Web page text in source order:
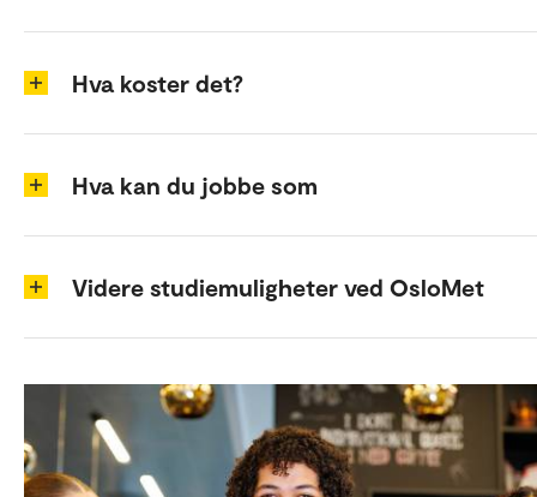
Hva koster det?
Hva kan du jobbe som
Videre studiemuligheter ved OsloMet